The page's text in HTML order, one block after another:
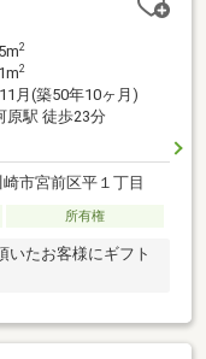
2
2
月(築50年10ヶ月)
原駅 徒歩23分
市宮前区平１丁目
所有権
たお客様にギフト